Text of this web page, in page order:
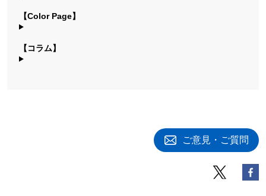
【Color Page】
【コラム】
ご意見・ご質問